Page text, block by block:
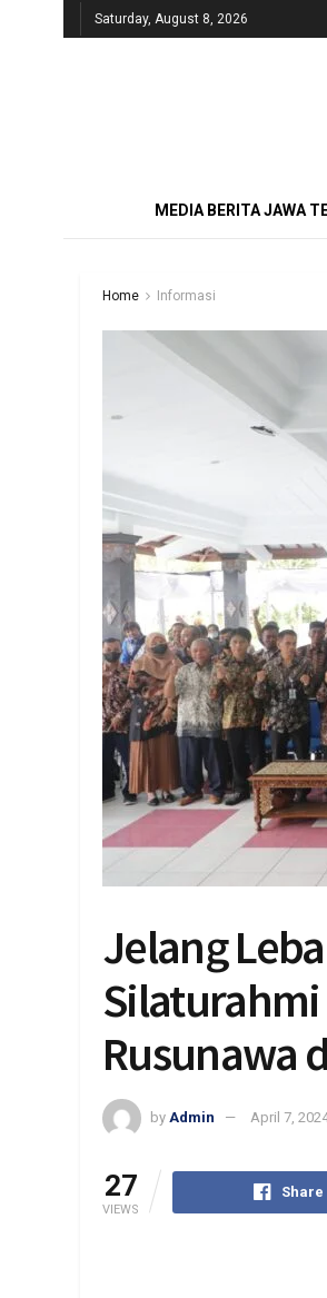
Saturday, August 8, 2026
MEDIA BERITA JAWA
Home Informasi
Jelang
Silaturahmi
Rusunawa
by Admin April 7,
27
VIEWS
Share